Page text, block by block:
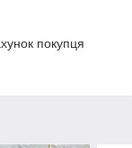
покупця